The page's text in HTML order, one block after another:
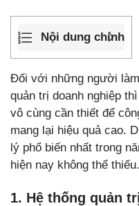
Nội dung chính
Đối với những người
quản trị doanh nghiệp
vô cùng cần thiết để
mang lại hiệu quả cao.
lý phổ biến nhất trong
hiện nay không thể thiếu.
1. Hệ thống quản